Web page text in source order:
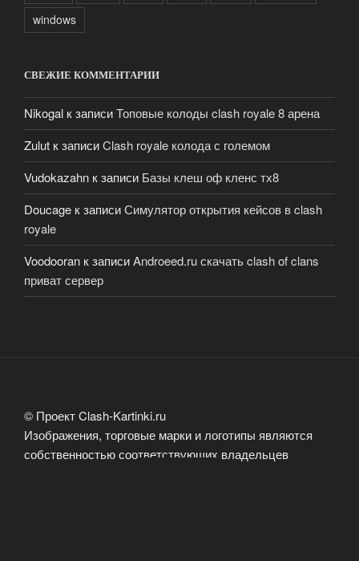
windows
СВЕЖИЕ КОММЕНТАРИИ
Nikogal к записиТоповые колоды clash royale 8 арена
Zulut к записиClash royale колода с големом
Vudokazahn к записи Базы клеш оф кленс тх8
Doucage к записиСимулятор открытия кейсов в clash
royale
Voodooran к записиAndroeed.ru скачать clash of clans
приват сервер
© Проект Clash-Kartinki.ru
Изображения, торговые марки и логотипы являются
собственностью соответствующих владельцев